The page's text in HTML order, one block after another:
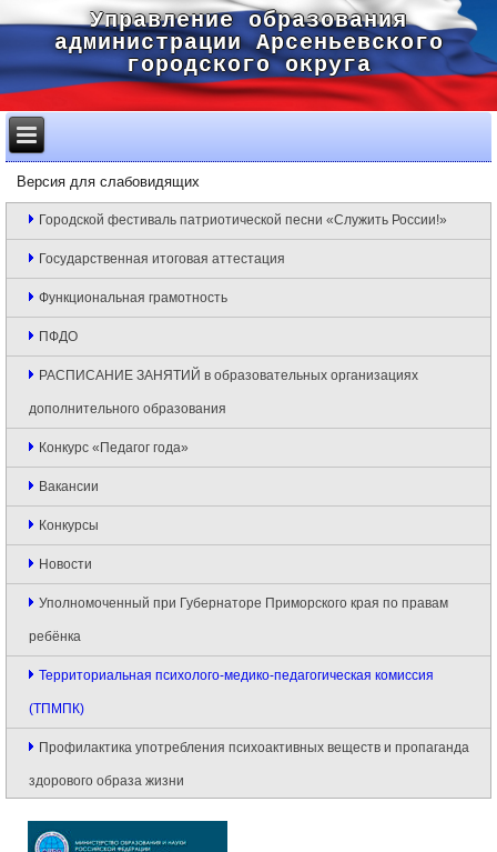
Управление образования
администрации Арсеньевского
городского округа
Версия для слабовидящих
Городской фестиваль патриотической песни «Служить России!»
Государственная итоговая аттестация
Функциональная грамотность
ПФДО
РАСПИСАНИЕ ЗАНЯТИЙ в образовательных организациях
дополнительного образования
Конкурс «Педагог года»
Вакансии
Конкурсы
Новости
Уполномоченный при Губернаторе Приморского края по правам
ребёнка
Территориальная психолого-медико-педагогическая комиссия
(ТПМПК)
Профилактика употребления психоактивных веществ и пропаганда
здорового образа жизни